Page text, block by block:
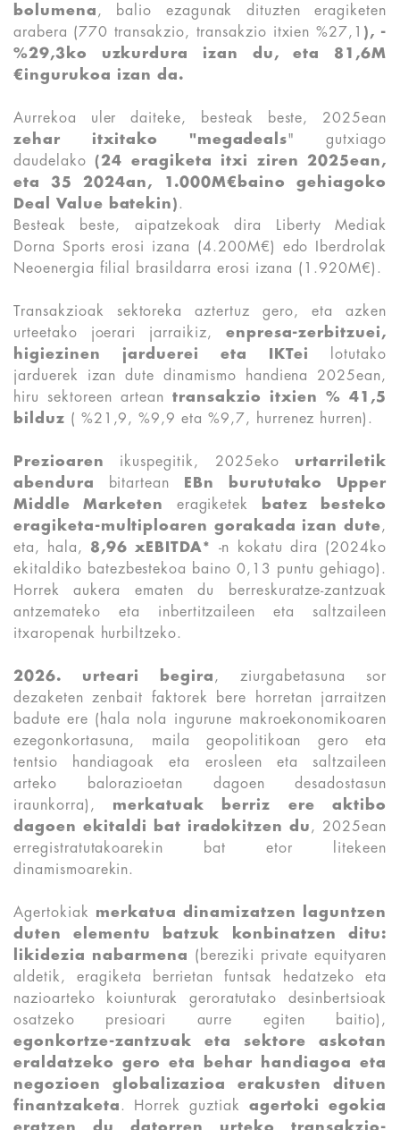
bolumena , balio ezagunak dituzten eragiketen
arabera (770 transakzio, transakzio itxien %27,1 ), -
%29,3ko uzkurdura izan du, eta 81,6M
€ingurukoa izan da.
Aurrekoa uler daiteke, besteak beste, 2025ean
zehar itxitako "megadeals" gutxiago
daudelako(24 eragiketa itxi ziren 2025ean,
eta 35 2024an, 1.000M€baino gehiagoko
Deal Value batekin) .
Besteak beste, aipatzekoak dira Liberty Mediak
Dorna Sports erosi izana (4.200M€) edo Iberdrolak
Neoenergia filial brasildarra erosi izana (1.920M€).
Transakzioak sektoreka aztertuz gero, eta azken
urteetako joerari jarraikiz, enpresa-zerbitzuei,
higiezinen jarduerei eta IKTei
lotutako
jarduerek izan dute dinamismo handiena 2025ean,
hiru sektoreen artean transakzio itxien % 41,5
bilduz ( %21,9, %9,9 eta %9,7, hurrenez hurren).
Prezioaren ikuspegitik, 2025eko urtarriletik
abendura
bitartean
EBn burututako Upper
Middle Marketen
eragiketek
batez besteko
eragiketa-multiploaren gorakada izan dute,
eta, hala, 8,96 xEBITDA*
-n kokatu dira (2024ko
ekitaldiko batezbestekoa baino 0,13 puntu gehiago).
Horrek aukera ematen du berreskuratze-zantzuak
antzemateko eta inbertitzaileen eta saltzaileen
itxaropenak hurbiltzeko.
2026. urteari begira , ziurgabetasuna sor
dezaketen zenbait faktorek bere horretan jarraitzen
badute ere (hala nola ingurune makroekonomikoaren
ezegonkortasuna, maila geopolitikoan gero eta
tentsio handiagoak eta erosleen eta saltzaileen
arteko balorazioetan dagoen desadostasun
iraunkorra), merkatuak berriz ere aktibo
dagoen ekitaldi bat iradokitzen du , 2025ean
erregistratutakoarekin bat etor litekeen
dinamismoarekin.
Agertokiak merkatua dinamizatzen laguntzen
duten elementu batzuk konbinatzen ditu:
likidezia nabarmena (bereziki private equityaren
aldetik, eragiketa berrietan funtsak hedatzeko eta
nazioarteko koiunturak geroratutako desinbertsioak
osatzeko presioari aurre egiten baitio),
egonkortze-zantzuak eta sektore askotan
eraldatzeko gero eta behar handiagoa eta
negozioen globalizazioa erakusten dituen
finantzaketa . Horrek guztiak agertoki egokia